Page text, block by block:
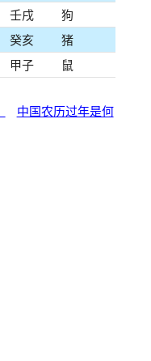
壬戌
狗
癸亥
猪
甲子 鼠
中国农历过年是何